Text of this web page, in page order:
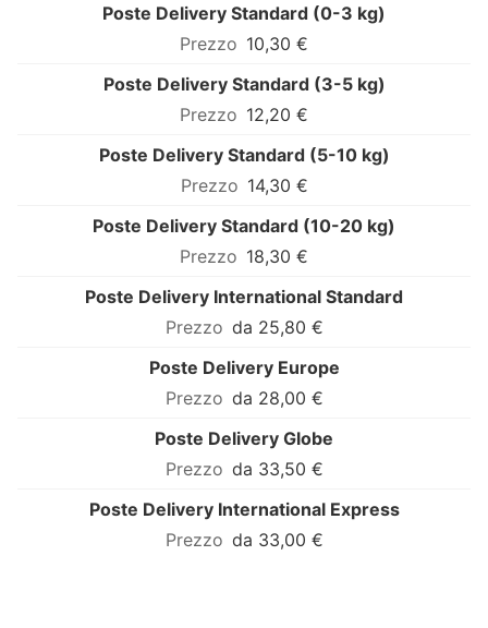
Poste Delivery Standard (0-3 kg)
10,30 €
Poste Delivery Standard (3-5 kg)
12,20 €
Poste Delivery Standard (5-10 kg)
14,30 €
Poste Delivery Standard (10-20 kg)
18,30 €
Poste Delivery International Standard
da 25,80 €
Poste Delivery Europe
da 28,00 €
Poste Delivery Globe
da 33,50 €
Poste Delivery International Express
da 33,00 €